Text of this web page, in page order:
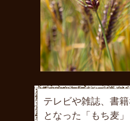
テレビや雑誌、書
となった「もち麦